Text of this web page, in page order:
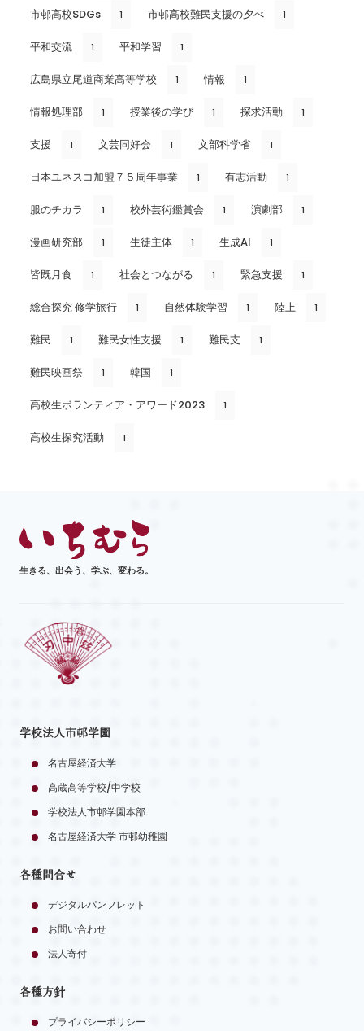
市邨高校SDGs 1 市邨高校難民支援の夕べ 1
平和交流 1 平和学習 1
広島県立尾道商業高等学校 1 情報 1
情報処理部 1 授業後の学び 1 探求活動 1
支援 1 文芸同好会 1 文部科学省 1
日本ユネスコ加盟７５周年事業 1 有志活動 1
服のチカラ 1 校外芸術鑑賞会 1 演劇部 1
漫画研究部 1 生徒主体 1 生成AI 1
皆既月食 1 社会とつながる 1 緊急支援 1
総合探究 修学旅行 1 自然体験学習 1 陸上 1
難民 1 難民女性支援 1 難民支 1
難民映画祭 1 韓国 1
高校生ボランティア・アワード2023 1
高校生探究活動 1
生きる、出会う、学ぶ、変わる。
学校法人市邨学園
名古屋経済大学
高蔵高等学校/中学校
学校法人市邨学園本部
名古屋経済大学 市邨幼稚園
各種問合せ
デジタルパンフレット
お問い合わせ
法人寄付
各種方針
プライバシーポリシー